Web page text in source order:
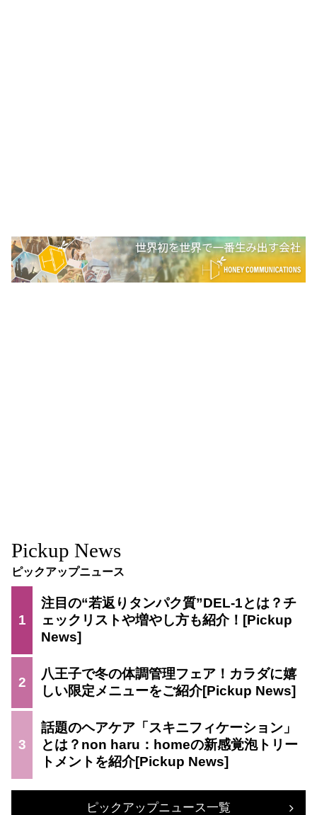
Pickup News
ピックアップニュース
1
注目の“若返りタンパク質”DEL-1とは？チ
ェックリストや増やし方も紹介！
2
八王子で冬の体調管理フェア！カラダに嬉
しい限定メニューをご紹介
3
話題のヘアケア「スキニフィケーション」
とは？non haru：homeの新感覚泡トリー
トメントを紹介
ピックアップニュース一覧